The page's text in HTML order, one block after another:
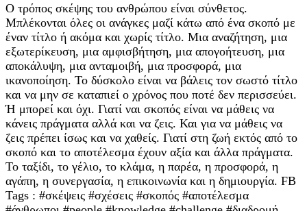
Ο τρόπος σκέψης του ανθρώπου είναι σύνθετος.
Μπλέκονται όλες οι ανάγκες μαζί κάτω από ένα σκοπό με
έναν τίτλο ή ακόμα και χωρίς τίτλο. Μια αναζήτηση, μια
εξωτερίκευση, μια αμφισβήτηση, μια απογοήτευση, μια
αποκάλυψη, μια ανταμοιβή, μια προσφορά, μια
ικανοποίηση. Το δύσκολο είναι να βάλεις τον σωστό τίτλο
και να μην σε καταπιεί ο χρόνος που ποτέ δεν περισσεύει.
Ή μπορεί και όχι. Γιατί ναι σκοπός είναι να μάθεις να
κάνεις πράγματα αλλά και να ζεις. Και για να μάθεις να
ζεις πρέπει ίσως και να χαθείς. Γιατί στη ζωή εκτός από το
σκοπό και το αποτέλεσμα έχουν αξία και άλλα πράγματα.
Το ταξίδι, το γέλιο, το κλάμα, η παρέα, η προσφορά, η
αγάπη, η συνεργασία, η επικοινωνία και η δημιουργία. FB
Tags : #σκέψεις #σχέσεις #σκοπός #αποτέλεσμα